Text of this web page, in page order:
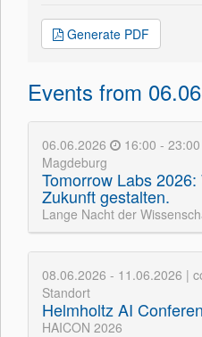
Generate PDF
Events from
06.06.2026
16:00 -
Magdeburg
Tomorrow Labs
Zukunft gestalten.
Lange Nacht der
08.06.2026 - 11.06.2026 |
Standort
Helmholtz AI
HAICON 2026